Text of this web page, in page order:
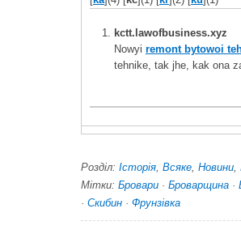
kctt.lawofbusiness.xyz
Nowyi remont bytowoi
tehnike, tak jhe, kak ona
Розділ: Історія Всяке Новини
Мітки: Бровари · Броварщина ·
· Скибин · Фрунзівка